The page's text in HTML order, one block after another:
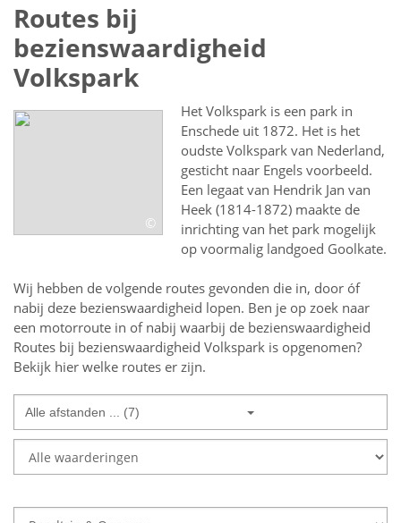
Routes bij
bezienswaardigheid
Volkspark
©
Het Volkspark is een park in
Enschede uit 1872. Het is het
oudste Volkspark van Nederland,
gesticht naar Engels voorbeeld.
Een legaat van Hendrik Jan van
Heek (1814-1872) maakte de
inrichting van het park mogelijk
op voormalig landgoed Goolkate.
Wij hebben de volgende routes gevonden die in, door óf
nabij deze bezienswaardigheid lopen. Ben je op zoek naar
een motorroute in of nabij waarbij de bezienswaardigheid
Routes bij bezienswaardigheid Volkspark is opgenomen?
Bekijk hier welke routes er zijn.
Alle afstanden ... (7)